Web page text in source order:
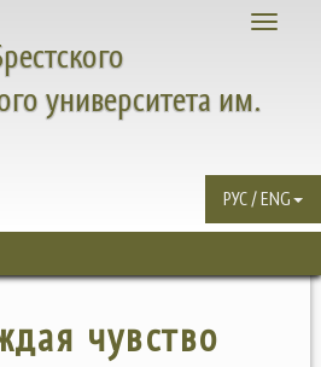
Toggle
университета им.
РУС / ENG
чувство